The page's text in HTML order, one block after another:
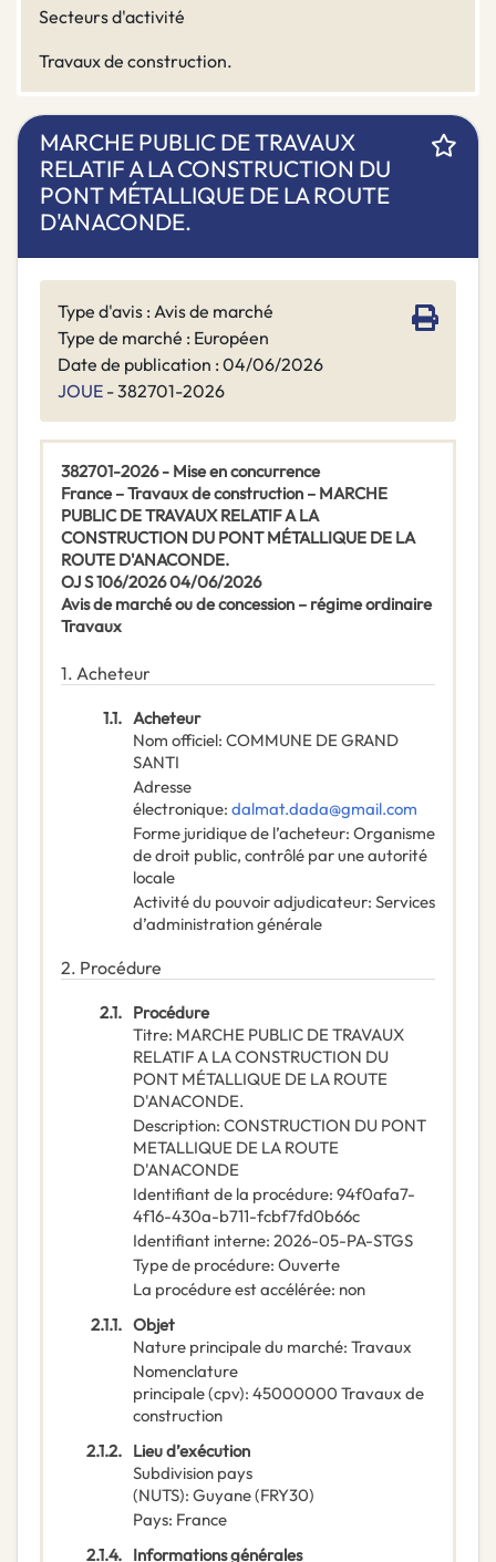
Secteurs d'activité
Travaux de construction.
MARCHE PUBLIC DE TRAVAUX
RELATIF A LA CONSTRUCTION DU
PONT MÉTALLIQUE DE LA ROUTE
D'ANACONDE.
Type d'avis : Avis de marché
Type de marché : Européen
Date de publication : 04/06/2026
JOUE - 382701-2026
382701-2026 - Mise en concurrence
France – Travaux de construction – MARCHE
PUBLIC DE TRAVAUX RELATIF A LA
CONSTRUCTION DU PONT MÉTALLIQUE DE LA
ROUTE D'ANACONDE.
OJ S 106/2026 04/06/2026
Avis de marché ou de concession – régime ordinaire
Travaux
1. Acheteur
1.1. Acheteur
Nom officiel: COMMUNE DE GRAND
SANTI
Adresse
électronique: dalmat.dada@gmail.com
Forme juridique de l’acheteur: Organisme
de droit public, contrôlé par une autorité
locale
Activité du pouvoir adjudicateur: Services
d’administration générale
2. Procédure
2.1. Procédure
Titre: MARCHE PUBLIC DE TRAVAUX
RELATIF A LA CONSTRUCTION DU
PONT MÉTALLIQUE DE LA ROUTE
D'ANACONDE.
Description: CONSTRUCTION DU PONT
METALLIQUE DE LA ROUTE
D'ANACONDE
Identifiant de la procédure: 94f0afa7-
4f16-430a-b711-fcbf7fd0b66c
Identifiant interne: 2026-05-PA-STGS
Type de procédure: Ouverte
La procédure est accélérée: non
2.1.1. Objet
Nature principale du marché: Travaux
Nomenclature
principale(cpv): 45000000 Travaux de
construction
2.1.2. Lieu d’exécution
Subdivision pays
(NUTS): Guyane(FRY30)
Pays: France
2.1.4. Informations générales